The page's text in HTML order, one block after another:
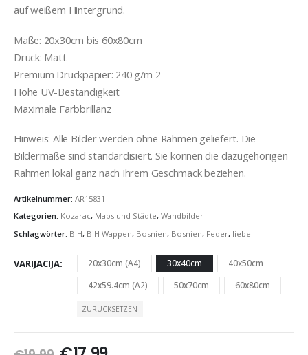
auf weißem Hintergrund.
Maße: 20x30cm bis 60x80cm
Druck: Matt
Premium Druckpapier: 240 g/m 2
Hohe UV-Beständigkeit
Maximale Farbbrillanz
Hinweis: Alle Bilder werden ohne Rahmen geliefert. Die
Bildermaße sind standardisiert. Sie können die dazugehörigen
Rahmen lokal ganz nach Ihrem Geschmack beziehen.
Artikelnummer: AR15831
Kategorien: Kozarac, Maps und Städte, Wandbilder
Schlagwörter: BIH, BiH Wappen, Bosnien, Bosnien, Feder, liebe
VARIJACIJA 20x30cm (A4) 30x40cm
40x50cm
42x59.4cm (A2)
50x70cm 60x80cm
ZURÜCKSETZEN